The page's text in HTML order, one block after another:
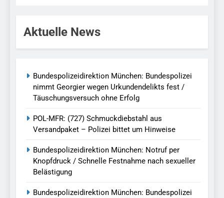
Aktuelle News
Bundespolizeidirektion München: Bundespolizei
nimmt Georgier wegen Urkundendelikts fest /
Täuschungsversuch ohne Erfolg
POL-MFR: (727) Schmuckdiebstahl aus
Versandpaket – Polizei bittet um Hinweise
Bundespolizeidirektion München: Notruf per
Knopfdruck / Schnelle Festnahme nach sexueller
Belästigung
Bundespolizeidirektion München: Bundespolizei